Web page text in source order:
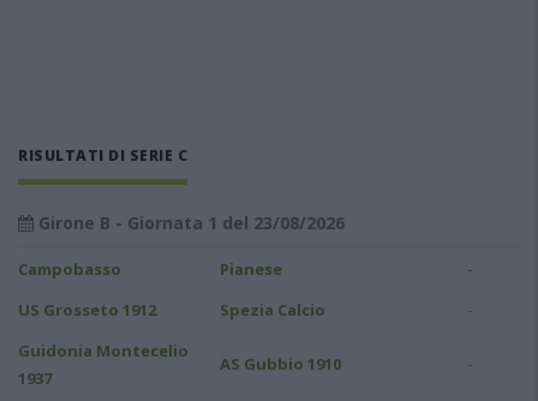
RISULTATI DI SERIE C
Girone B - Giornata 1 del 23/08/2026
Campobasso Pianese -
US Grosseto 1912 Spezia Calcio -
Guidonia Montecelio
1937
AS Gubbio 1910 -